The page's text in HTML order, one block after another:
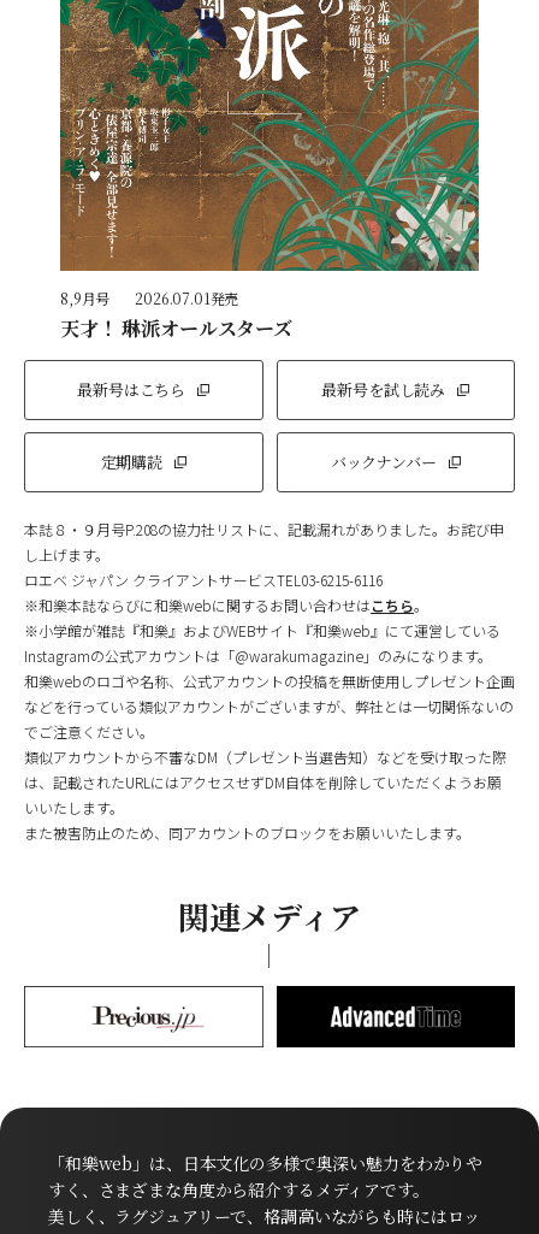
8,9月号 2026.07.01発売
天才！ 琳派オールスターズ
最新号はこちら 最新号を試し読み
定期購読 バックナンバー
本誌８・９月号P.208の協力社リストに、記載漏れがありました。お詫び申
し上げます。
ロエベ ジャパン クライアントサービスTEL03-6215-6116
※和樂本誌ならびに和樂webに関するお問い合わせはこちら。
※小学館が雑誌『和樂』およびWEBサイト『和樂web』にて運営している
Instagramの公式アカウントは「@warakumagazine」のみになります。
和樂webのロゴや名称、公式アカウントの投稿を無断使用しプレゼント企画
などを行っている類似アカウントがございますが、弊社とは一切関係ないの
でご注意ください。
類似アカウントから不審なDM（プレゼント当選告知）などを受け取った際
は、記載されたURLにはアクセスせずDM自体を削除していただくようお願
いいたします。
また被害防止のため、同アカウントのブロックをお願いいたします。
関連メディア
「和樂web」は、日本文化の多様で奥深い魅力をわかりや
すく、さまざまな角度から紹介するメディアです。
美しく、ラグジュアリーで、格調高いながらも時にはロッ